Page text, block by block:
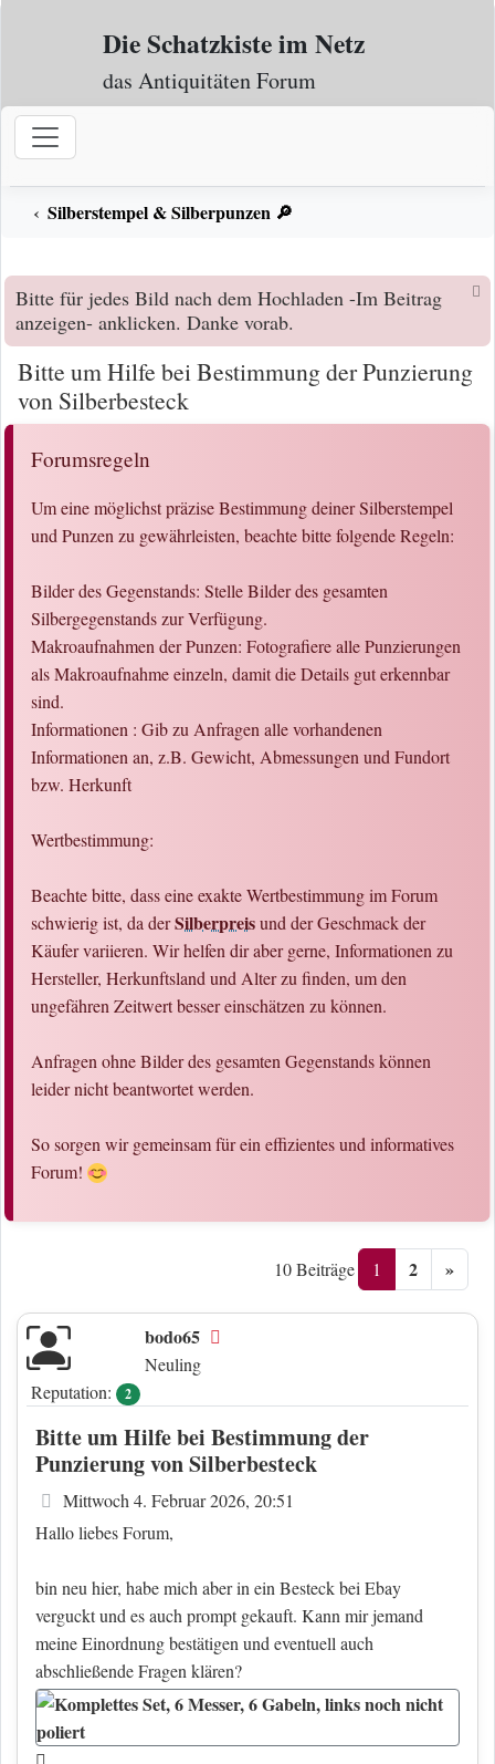
Zum Inhalt
Die Schatzkiste im Netz
das Antiquitäten Forum
Silberstempel & Silberpunzen 🔎
Bitte für jedes Bild nach dem Hochladen -Im Beitrag
anzeigen- anklicken. Danke vorab.
Bitte um Hilfe bei Bestimmung der Punzierung
von Silberbesteck
Forumsregeln
Um eine möglichst präzise Bestimmung deiner Silberstempel
und Punzen zu gewährleisten, beachte bitte folgende Regeln:
Bilder des Gegenstands: Stelle Bilder des gesamten
Silbergegenstands zur Verfügung.
Makroaufnahmen der Punzen: Fotografiere alle Punzierungen
als Makroaufnahme einzeln, damit die Details gut erkennbar
sind.
Informationen : Gib zu Anfragen alle vorhandenen
Informationen an, z.B. Gewicht, Abmessungen und Fundort
bzw. Herkunft
Wertbestimmung:
Beachte bitte, dass eine exakte Wertbestimmung im Forum
schwierig ist, da derSilberpreisund der Geschmack der
Käufer variieren. Wir helfen dir aber gerne, Informationen zu
Hersteller, Herkunftsland und Alter zu finden, um den
ungefähren Zeitwert besser einschätzen zu können.
Anfragen ohne Bilder des gesamten Gegenstands können
leider nicht beantwortet werden.
So sorgen wir gemeinsam für ein effizientes und informatives
Forum!
10 Beiträge 1 2 »
bodo65
Neuling
Reputation:
2
Bitte um Hilfe bei Bestimmung der
Punzierung von Silberbesteck
Beitrag
Mittwoch 4. Februar 2026, 20:51
Hallo liebes Forum,
bin neu hier, habe mich aber in ein Besteck bei Ebay
verguckt und es auch prompt gekauft. Kann mir jemand
meine Einordnung bestätigen und eventuell auch
abschließende Fragen klären?